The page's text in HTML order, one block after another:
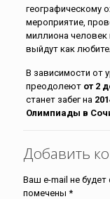
географическому
мероприятие,
миллиона человек
выйдут как
В зависимости от
преодолеют от 2
станет забег на
Олимпиады в
Добавить
Ваш e-mail не будет
помечены *